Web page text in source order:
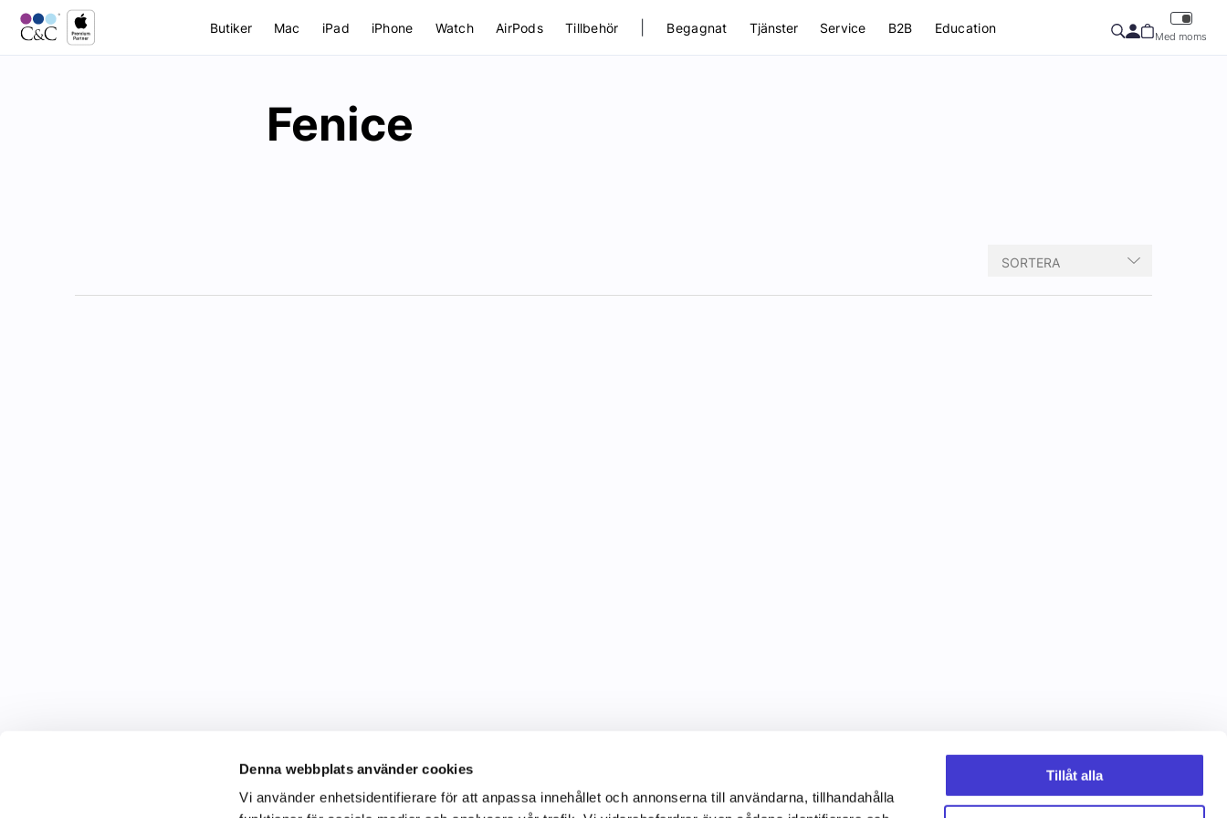
Denna webbplats använder cookies
Vi använder enhetsidentifierare för att anpassa innehållet och annonserna till användarna, tillhandahålla
Tillåt alla
Butiker Mac iPad iPhone Watch AirPods Tillbehör Begagnat Tjänster Service B2B Education
Med moms
Fenice
SORTERA
C&C Information